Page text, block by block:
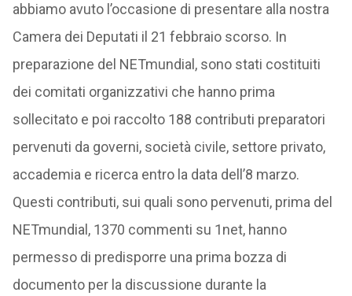
abbiamo avuto l’occasione di presentare alla nostra
Camera dei Deputati il 21 febbraio scorso. In
preparazione del NETmundial, sono stati costituiti
dei comitati organizzativi che hanno prima
sollecitato e poi raccolto 188 contributi preparatori
pervenuti da governi, società civile, settore privato,
accademia e ricerca entro la data dell’8 marzo.
Questi contributi, sui quali sono pervenuti, prima del
NETmundial, 1370 commenti su 1net, hanno
permesso di predisporre una prima bozza di
documento per la discussione durante la